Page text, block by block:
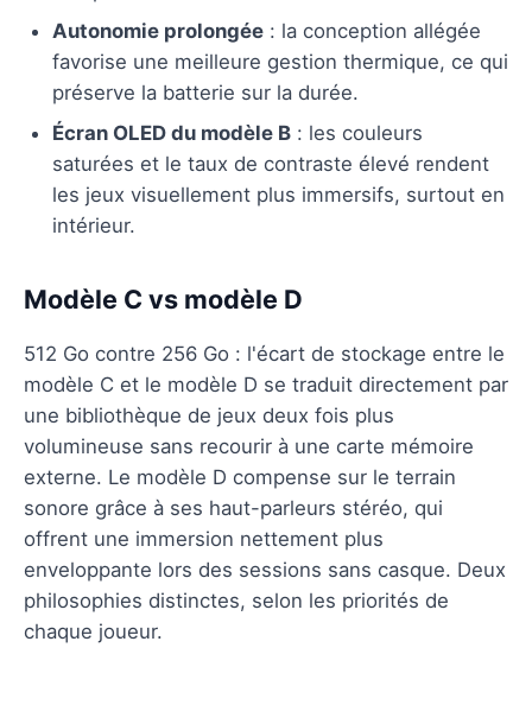
Autonomie prolongée : la conception allégée
favorise une meilleure gestion thermique, ce qui
préserve la batterie sur la durée.
Écran OLED du modèle B : les couleurs
saturées et le taux de contraste élevé rendent
les jeux visuellement plus immersifs, surtout en
intérieur.
Modèle C vs modèle D
512 Go contre 256 Go : l'écart de stockage entre le
modèle C et le modèle D se traduit directement par
une bibliothèque de jeux deux fois plus
volumineuse sans recourir à une carte mémoire
externe. Le modèle D compense sur le terrain
sonore grâce à ses haut-parleurs stéréo, qui
offrent une immersion nettement plus
enveloppante lors des sessions sans casque. Deux
philosophies distinctes, selon les priorités de
chaque joueur.